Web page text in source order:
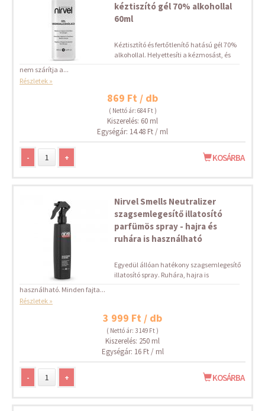
kéztiszító gél 70% alkohollal
60ml
Kéztisztító és fertőtlenítő hatású gél 70%
alkohollal. Helyettesíti a kézmosást, és
nem szárítja a...
Részletek »
869 Ft / db
( Nettó ár: 684 Ft )
Kiszerelés: 60 ml
Egységár: 14.48 Ft / ml
- + KOSÁRBA
Nirvel Smells Neutralizer
szagsemlegesítő illatosító
parfümös spray - hajra és
ruhára is használható
Egyedül állóan hatékony szagsemlegesítő
illatosító spray. Ruhára, hajra is
használható. Minden fajta...
Részletek »
3 999 Ft / db
( Nettó ár: 3 149 Ft )
Kiszerelés: 250 ml
Egységár: 16 Ft / ml
- + KOSÁRBA